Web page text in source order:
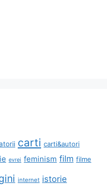
carti carti&autori
evrei feminism film filme
internet istorie